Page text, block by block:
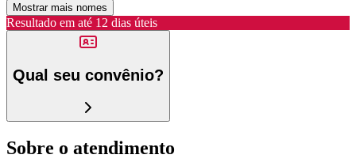
Mostrar mais nomes
Resultado em até 12 dias úteis
Qual seu convênio?
Sobre o atendimento